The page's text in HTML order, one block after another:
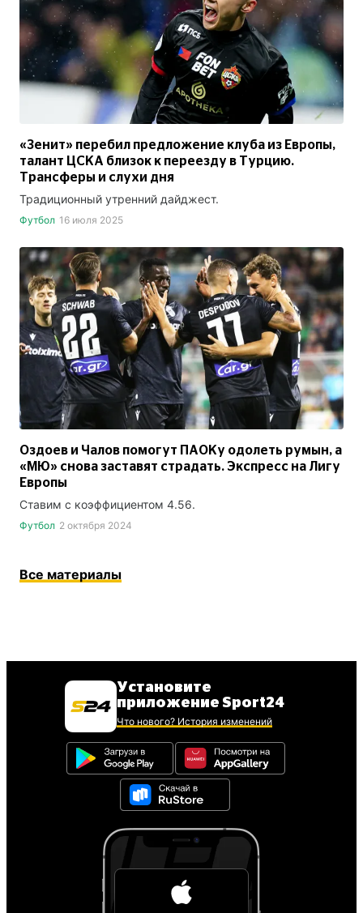
«Зенит» перебил предложение клуба из Европы,
талант ЦСКА близок к переезду в Турцию.
Трансферы и слухи дня
Традиционный утренний дайджест.
Футбол 16 июля 2025
Оздоев и Чалов помогут ПАОКу одолеть румын, а
«МЮ» снова заставят страдать. Экспресс на Лигу
Европы
Ставим с коэффициентом 4.56.
Футбол 2 октября 2024
Все материалы
Установите
приложение Sport24
Что нового? История изменений